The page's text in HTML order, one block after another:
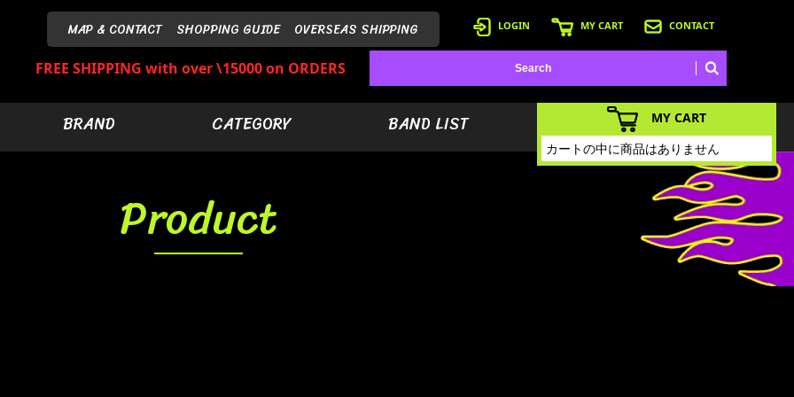
MAP & CONTACT SHOPPING GUIDE OVERSEAS SHIPPING LOGIN MY CART CONTACT
FREE SHIPPING with over \15000 on ORDERS
BRAND CATEGORY BAND LIST
Product
MY CART
カートの中に商品はありません